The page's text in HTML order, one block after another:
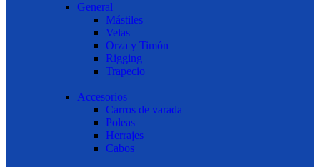
General
Mástiles
Velas
Orza y Timón
Rigging
Trapecio
Accesorios
Carros de varada
Poleas
Herrajes
Cabos